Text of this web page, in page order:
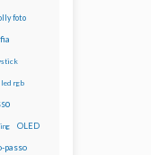
foto
led rgb
OLED
passo